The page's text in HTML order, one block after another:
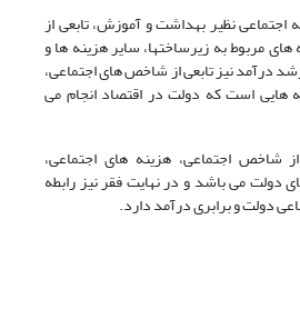
نظیر بهداشت و آموزش، تابعی از
مربوط به زیرساختها، سایر هزینه ها و
درآمد نیز تابعی از شاخص های اجتماعی،
هایی است که دولت در اقتصاد انجام می
شاخص اجتماعی، هزینه های اجتماعی،
دولت می باشد و در نهایت فقر نیز رابطه
دولت و برابری درآمد دارد.